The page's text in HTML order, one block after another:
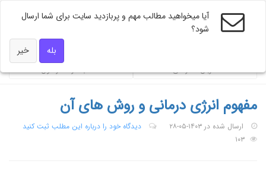
ضربان تندرستی
محاسبه گر فشار خون
مفهوم انرژی درمانی و روش های آن
ارسال شده در ۱۴۰۳-۰۵-۲۸
دیدگاه خود را درباره این مطلب ثبت کنید
۱۰۳
آیا میخواهید مطالب مهم و پربازدید سایت برای شما ارسال
شود؟
بله
خیر